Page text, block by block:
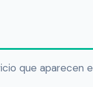
que aparecen